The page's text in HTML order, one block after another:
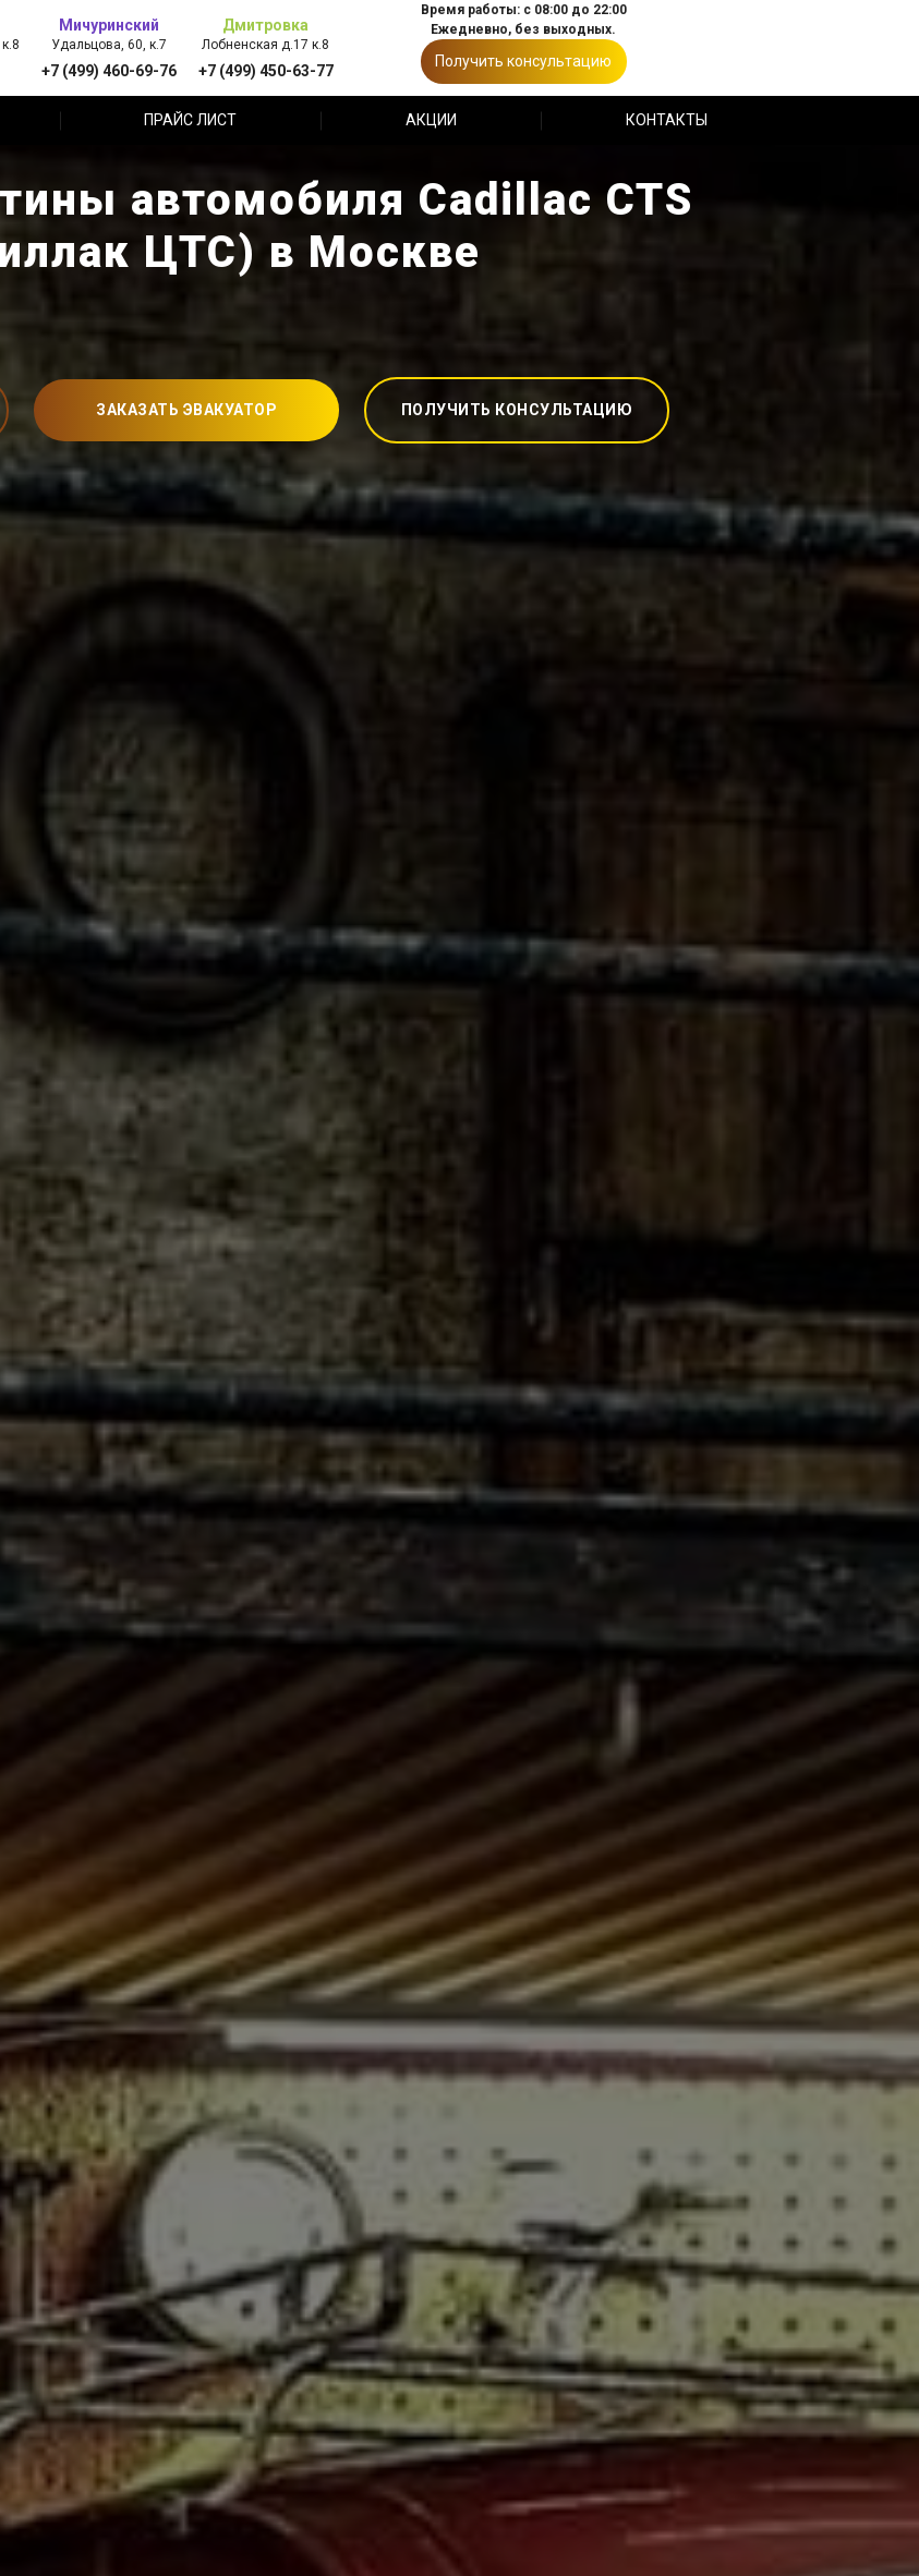
Мичуринский
Удальцова, 60, к.7
+7 (499) 460-69-76
Дмитровка
Лобненская д.17 к.8
+7 (499) 450-63-77
Время работы: с 08:00 до 22:00
Ежедневно, без выходных.
Получить консультацию
ПРАЙС ЛИСТ АКЦИИ КОНТАКТЫ
автомобиля Cadillac CTS
ЦТС) в Москве
ЗАКАЗАТЬ ЭВАКУАТОР ПОЛУЧИТЬ КОНСУЛЬТАЦИЮ